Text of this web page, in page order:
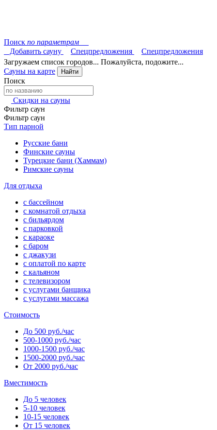
Поиск по параметрам
Добавить сауну
Спецпредложения
Спецпредложения
Загружаем список городов... Пожалуйста, подожите...
Сауны на карте
Найти
Поиск
Скидки на сауны
Фильтр саун
Фильтр саун
Тип парной
Русские бани
Финские сауны
Турецкие бани (Хаммам)
Римские сауны
Для отдыха
с бассейном
с комнатой отдыха
с бильярдом
с парковкой
с караоке
с баром
с джакузи
с оплатой по карте
с кальяном
с телевизором
с услугами банщика
с услугами массажа
Стоимость
До 500 руб./час
500-1000 руб./час
1000-1500 руб./час
1500-2000 руб./час
От 2000 руб./час
Вместимость
До 5 человек
5-10 человек
10-15 человек
От 15 человек